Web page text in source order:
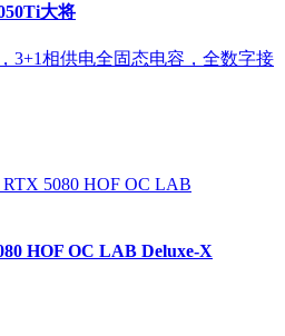
大将
3+1相供电全固态电容，全数字接
HOF OC LAB Deluxe-X